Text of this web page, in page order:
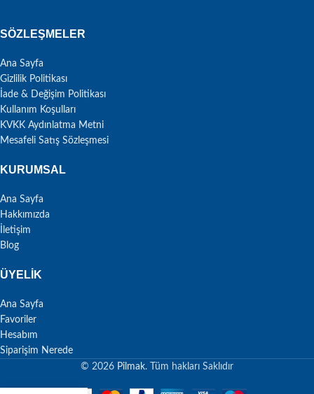
SÖZLEŞMELER
Ana Sayfa
Gizlilik Politikası
İade & Değişim Politikası
Kullanım Koşulları
KVKK Aydınlatma Metni
Mesafeli Satış Sözleşmesi
KURUMSAL
Ana Sayfa
Hakkımızda
İletişim
Blog
ÜYELIK
Ana Sayfa
Favoriler
Hesabım
Siparişim Nerede
© 2026 Pilmak. Tüm hakları Saklıdır